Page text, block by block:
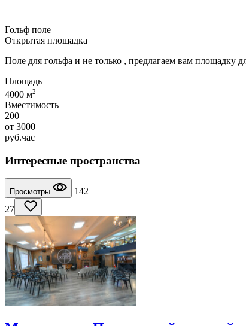
Гольф поле
Открытая площадка
Поле для гольфа и не только , предлагаем вам площадку
Площадь
4000 м2
Вместимость
200
от 3000
руб.час
Интересные пространства
Просмотры
142
27